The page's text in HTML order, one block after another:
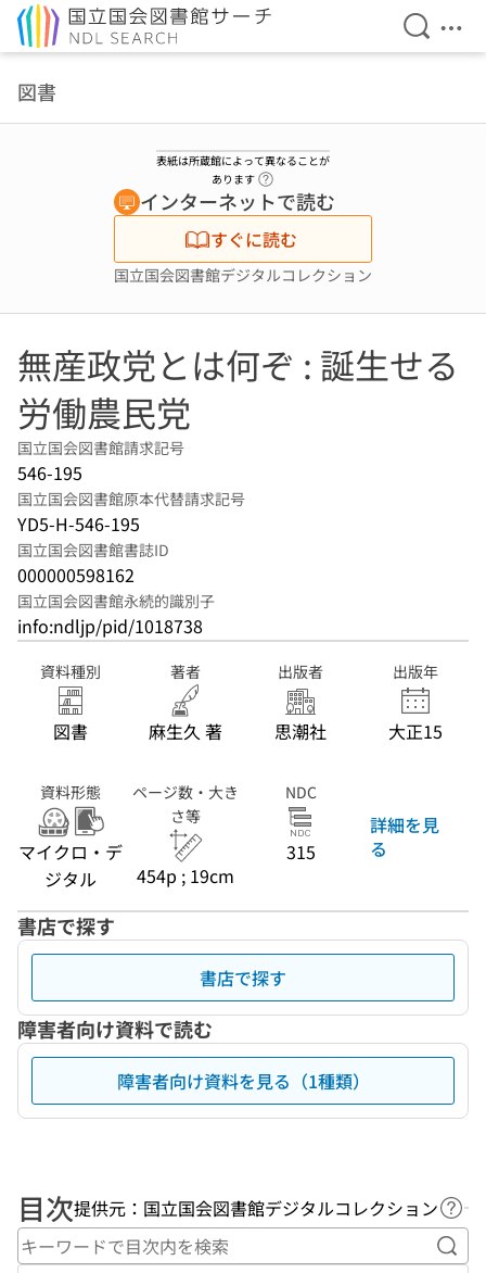
検索を
メ
図書
表紙は所蔵館によって異なることが
あります
インターネットで読む
すぐに読む
国立国会図書館デジタルコレクション
無産政党とは何ぞ : 誕生せる
労働農民党
国立国会図書館請求記号
546-195
国立国会図書館原本代替請求記号
YD5-H-546-195
国立国会図書館書誌ID
000000598162
国立国会図書館永続的識別子
info:ndljp/pid/1018738
資料種別
図書
著者
麻生久 著
出版者
思潮社
出版年
大正15
資料形態
マイクロ・デ
ジタル
ページ数・大き
さ等
454p ; 19cm
NDC
315
詳細を見
る
書店で探す
書店で探す
障害者向け資料で読む
障害者向け資料を見る（1種類）
目次提供元：国立国会図書館デジタルコレクション ヘ
キ